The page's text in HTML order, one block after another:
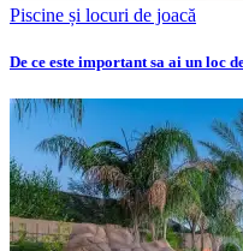
Piscine și locuri de joacă
De ce este important sa ai un loc